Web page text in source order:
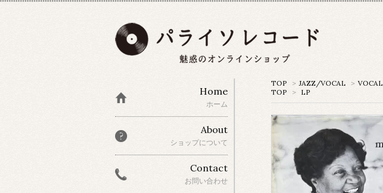
TOP > JAZZ/VOCAL > VOCAL
TOP
> LP
Home
ホーム
About
ショップについて
Contact
お問い合わせ